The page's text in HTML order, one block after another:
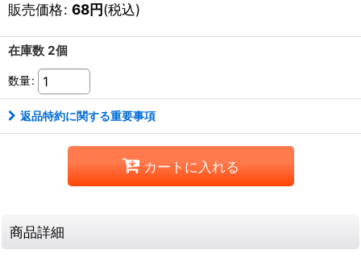
販売価格: 68円(税込)
在庫数 2個
数量:
返品特約に関する重要事項
カートに入れる
商品詳細